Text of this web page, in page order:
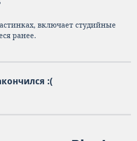
включает студийные
ранее.
:(